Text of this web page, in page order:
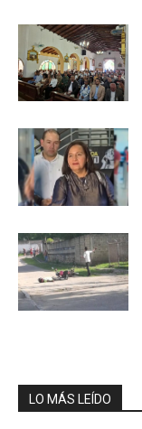
LO MÁS LEÍDO